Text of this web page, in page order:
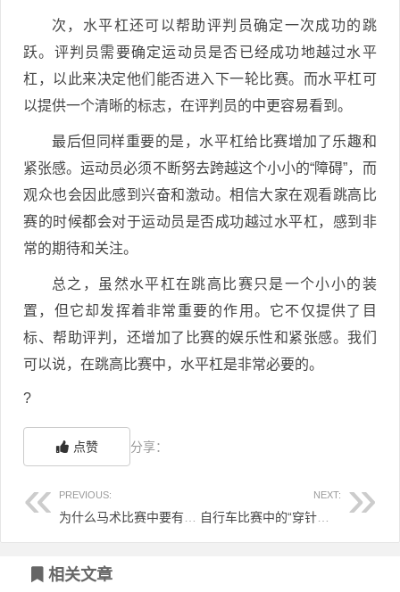
次，水平杠还可以帮助评判员确定一次成功的跳
跃。评判员需要确定运动员是否已经成功地越过水平
杠，以此来决定他们能否进入下一轮比赛。而水平杠可
以提供一个清晰的标志，在评判员的中更容易看到。
最后但同样重要的是，水平杠给比赛增加了乐趣和
紧张感。运动员必须不断努去跨越这个小小的“障碍”，而
观众也会因此感到兴奋和激动。相信大家在观看跳高比
赛的时候都会对于运动员是否成功越过水平杠，感到非
常的期待和关注。
总之，虽然水平杠在跳高比赛只是一个小小的装
置，但它却发挥着非常重要的作用。它不仅提供了目
标、帮助评判，还增加了比赛的娱乐性和紧张感。我们
可以说，在跳高比赛中，水平杠是非常必要的。
?
点赞 分享：
PREVIOUS: NEXT:
自行车比赛中的“穿针引线”策略是什么？
相关文章